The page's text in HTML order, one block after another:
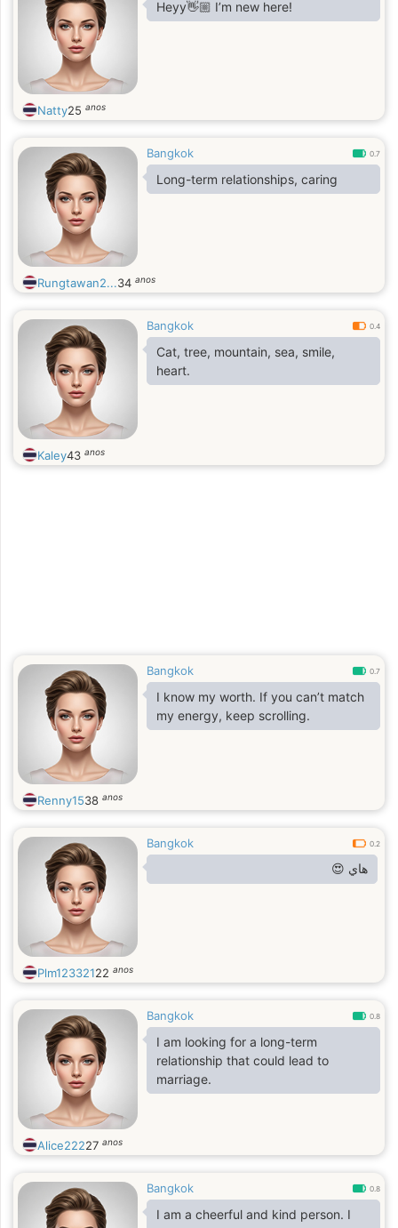
Heyy👋🏼 I’m new here!
Natty25 anos
Bangkok 0.7
Long-term relationships, caring
Rungtawan2...34 anos
Bangkok 0.4
Cat, tree, mountain, sea, smile,
heart.
Kaley43 anos
Bangkok 0.7
I know my worth. If you can’t match
my energy, keep scrolling.
Renny1538 anos
Bangkok 0.2
هاي 😍
Plm12332122 anos
Bangkok 0.8
I am looking for a long-term
relationship that could lead to
marriage.
Alice22227 anos
Bangkok 0.8
I am a cheerful and kind person. I